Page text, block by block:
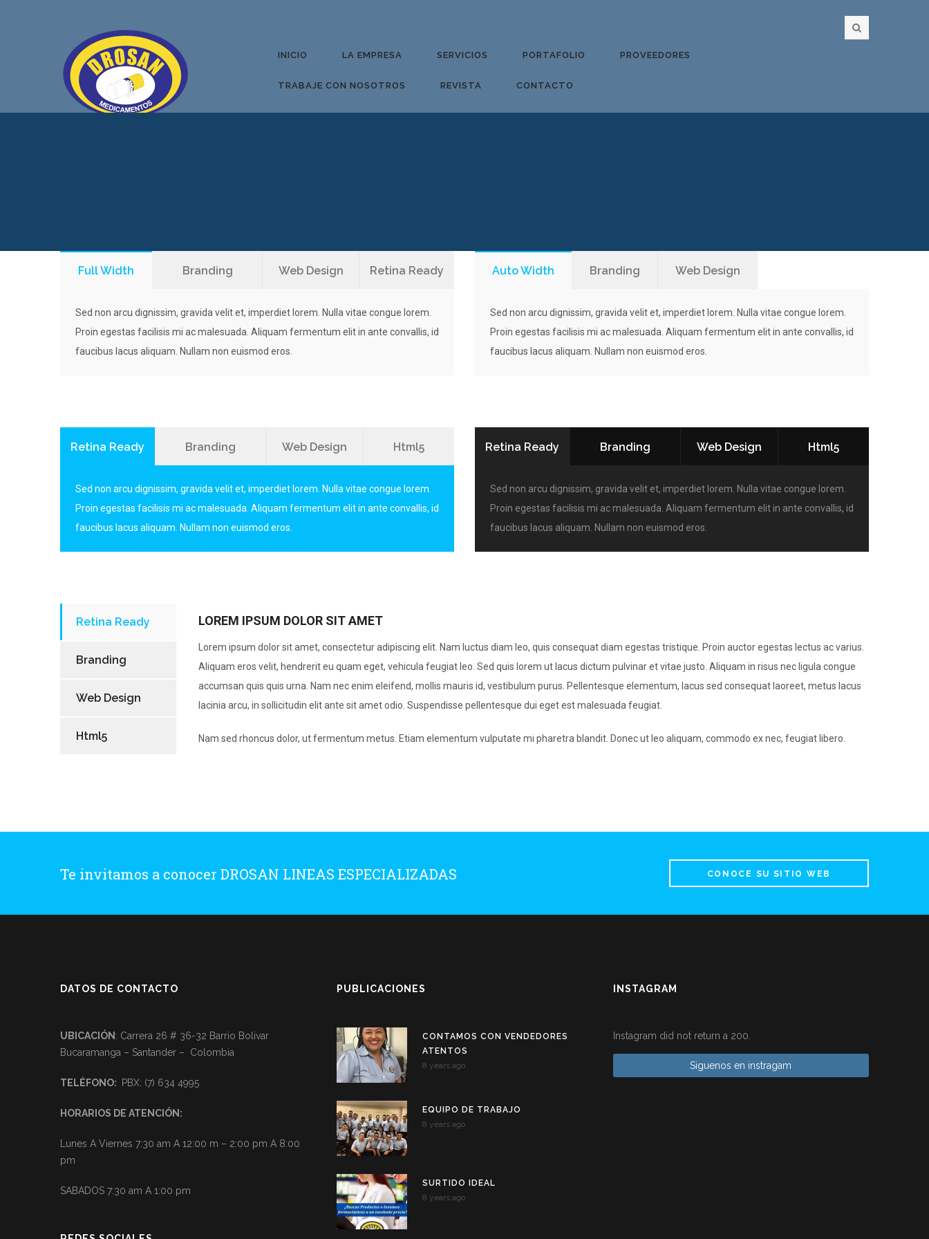
INICIO LA EMPRESA SERVICIOS PORTAFOLIO PROVEEDORES
TRABAJE CON NOSOTROS REVISTA CONTACTO
Full Width Branding Web Design Retina Ready
Sed non arcu dignissim, gravida velit et, imperdiet lorem. Nulla vitae congue lorem.
Proin egestas facilisis mi ac malesuada. Aliquam fermentum elit in ante convallis, id
faucibus lacus aliquam. Nullam non euismod eros.
Auto Width Branding Web Design
Sed non arcu dignissim, gravida velit et, imperdiet lorem. Nulla vitae congue lorem.
Proin egestas facilisis mi ac malesuada. Aliquam fermentum elit in ante convallis, id
faucibus lacus aliquam. Nullam non euismod eros.
Retina Ready Branding Web Design Html5
Sed non arcu dignissim, gravida velit et, imperdiet lorem. Nulla vitae congue lorem.
Proin egestas facilisis mi ac malesuada. Aliquam fermentum elit in ante convallis, id
faucibus lacus aliquam. Nullam non euismod eros.
Retina Ready Branding Web Design Html5
Sed non arcu dignissim, gravida velit et, imperdiet lorem. Nulla vitae congue lorem.
Proin egestas facilisis mi ac malesuada. Aliquam fermentum elit in ante convallis, id
faucibus lacus aliquam. Nullam non euismod eros.
Retina Ready
Branding
Web Design
Html5
LOREM IPSUM DOLOR SIT AMET
Lorem ipsum dolor sit amet, consectetur adipiscing elit. Nam luctus diam leo, quis consequat diam egestas tristique. Proin auctor egestas lectus ac varius.
Aliquam eros velit, hendrerit eu quam eget, vehicula feugiat leo. Sed quis lorem ut lacus dictum pulvinar et vitae justo. Aliquam in risus nec ligula congue
accumsan quis quis urna. Nam nec enim eleifend, mollis mauris id, vestibulum purus. Pellentesque elementum, lacus sed consequat laoreet, metus lacus
lacinia arcu, in sollicitudin elit ante sit amet odio. Suspendisse pellentesque dui eget est malesuada feugiat.
Nam sed rhoncus dolor, ut fermentum metus. Etiam elementum vulputate mi pharetra blandit. Donec ut leo aliquam, commodo ex nec, feugiat libero.
Te invitamos a conocer DROSAN LINEAS ESPECIALIZADAS CONOCE SU SITIO WEB
DATOS DE CONTACTO
UBICACIÓN : Carrera 26 # 36-32 Barrio Bolivar
Bucaramanga – Santander – Colombia
TELÉFONO: PBX: (7) 634 4995
HORARIOS DE ATENCIÓN:
Lunes A Viernes 7:30 am A 12:00 m – 2:00 pm A 8:00
pm
SABADOS 7:30 am A 1:00 pm
PUBLICACIONES
CONTAMOS CON VENDEDORES
ATENTOS
8 years ago
EQUIPO DE TRABAJO
8 years ago
SURTIDO IDEAL
8 years ago
INSTAGRAM
Instagram did not return a 200.
Siguenos en instragam